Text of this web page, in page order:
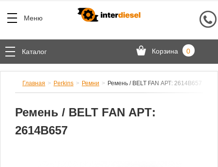
Меню
Каталог Корзина 0
Главная Perkins Ремни Ремень / BELT FAN АРТ: 2614B657
Ремень / BELT FAN АРТ:
2614B657